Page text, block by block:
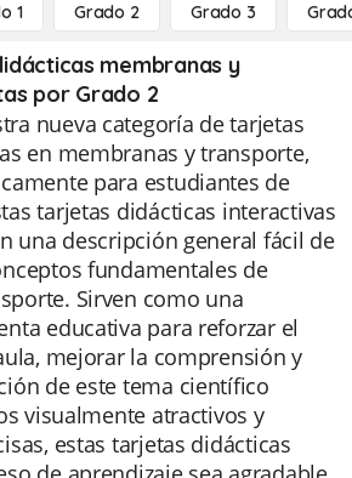
1 Grado 2 Grado 3
membranas y
por Grado 2
nueva categoría de tarjetas
en membranas y transporte,
para estudiantes de
tarjetas didácticas interactivas
una descripción general fácil de
fundamentales de
Sirven como una
educativa para reforzar el
mejorar la comprensión y
de este tema científico
visualmente atractivos y
estas tarjetas didácticas